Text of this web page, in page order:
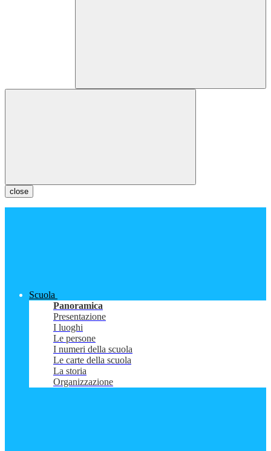
close
Scuola
Panoramica
Presentazione
I luoghi
Le persone
I numeri della scuola
Le carte della scuola
La storia
Organizzazione